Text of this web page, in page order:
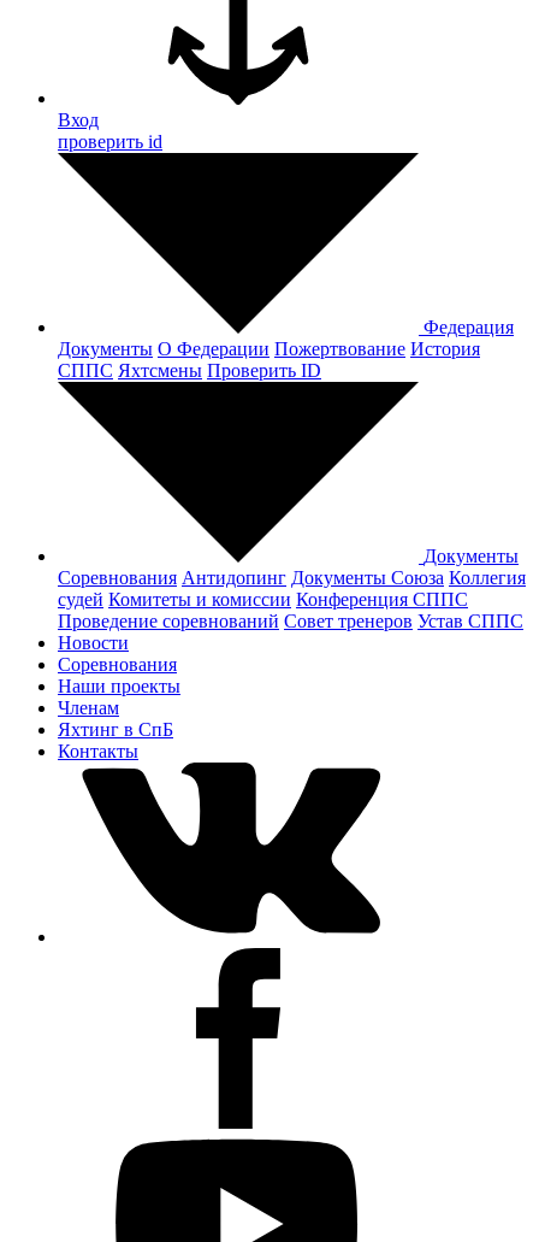
Вход
проверить id
Федерация
Документы О Федерации Пожертвование История
СППС Яхтсмены Проверить ID
Документы
Соревнования Антидопинг Документы Cоюза Коллегия
судей Комитеты и комиссии Конференция СППС
Проведение соревнований Совет тренеров Устав СППС
Новости
Соревнования
Наши проекты
Членам
Яхтинг в СпБ
Контакты